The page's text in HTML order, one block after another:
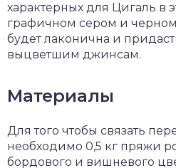
характерных для Цигаль в
графичном сером и
будет лаконична и
выцветшим джинсам.
Материалы
Для того чтобы связать
необходимо 0,5 кг пряжи
бордового и вишневого